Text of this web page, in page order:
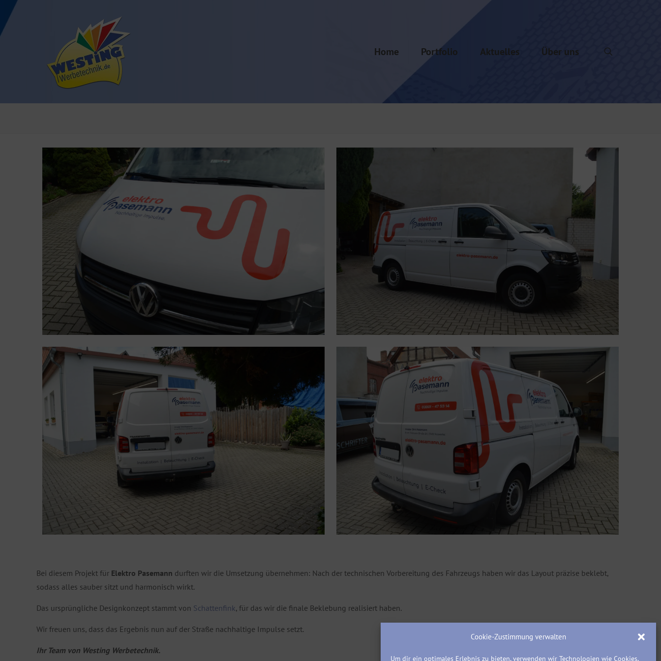
Cookie-Zustimmung verwalten
Um dir ein optimales Erlebnis zu bieten, verwenden wir Technologien wie Cookies,
Home Portfolio Aktuelles Über uns
Bei diesem Projekt für Elektro Pasemann durften wir die Umsetzung übernehmen: Nach der technischen Vorbereitung des Fahrzeugs haben wir das Layout präzise beklebt,
sodass alles sauber sitzt und harmonisch wirkt.
Das ursprüngliche Designkonzept stammt von Schattenfink, für das wir die finale Beklebung realisiert haben.
Wir freuen uns, dass das Ergebnis nun auf der Straße nachhaltige Impulse setzt.
Ihr Team von Westing Werbetechnik.